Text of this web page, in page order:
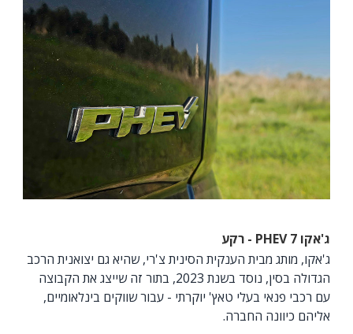
ג'אקו 7 PHEV - רקע
ג'אקו, מותג מבית הענקית הסינית צ'רי, שהיא גם יצואנית הרכב
הגדולה בסין, נוסד בשנת 2023, בתור זה שייצג את הקבוצה
עם רכבי פנאי בעלי טאץ' יוקרתי - עבור שווקים בינלאומיים,
אליהם כיוונה החברה.